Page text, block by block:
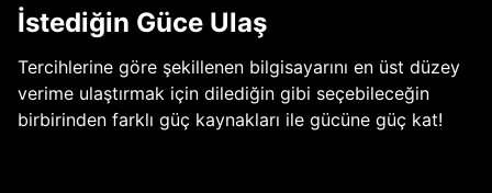
İstediğin Güce Ulaş
Tercihlerine göre şekillenen bilgisayarını en üst düzey
verime ulaştırmak için dilediğin gibi seçebileceğin
birbirinden farklı güç kaynakları ile gücüne güç kat!